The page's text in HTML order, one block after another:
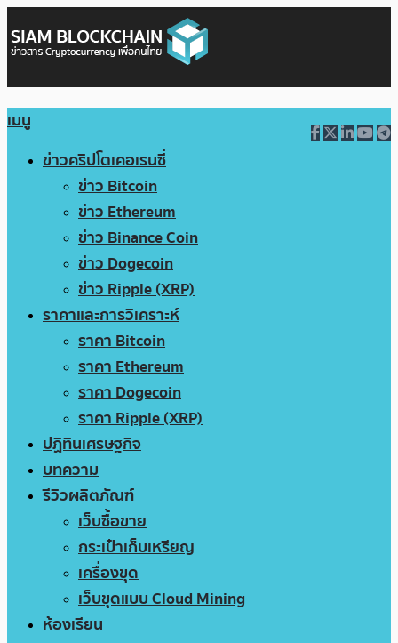
เมนู
ข่าวคริปโตเคอเรนซี่
ข่าว Bitcoin
ข่าว Ethereum
ข่าว Binance Coin
ข่าว Dogecoin
ข่าว Ripple (XRP)
ราคาและการวิเคราะห์
ราคา Bitcoin
ราคา Ethereum
ราคา Dogecoin
ราคา Ripple (XRP)
ปฏิทินเศรษฐกิจ
บทความ
รีวิวผลิตภัณฑ์
เว็บซื้อขาย
กระเป๋าเก็บเหรียญ
เครื่องขุด
เว็บขุดแบบ Cloud Mining
ห้องเรียน